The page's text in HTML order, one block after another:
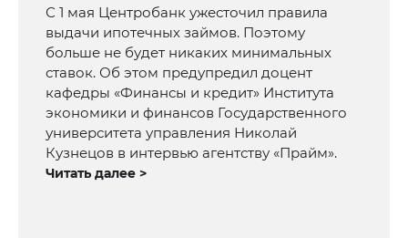
С 1 мая Центробанк ужесточил правила
выдачи ипотечных займов. Поэтому
больше не будет никаких минимальных
ставок. Об этом предупредил доцент
кафедры «Финансы и кредит» Института
экономики и финансов Государственного
университета управления Николай
Кузнецов в интервью агентству «Прайм».
Читать далее >